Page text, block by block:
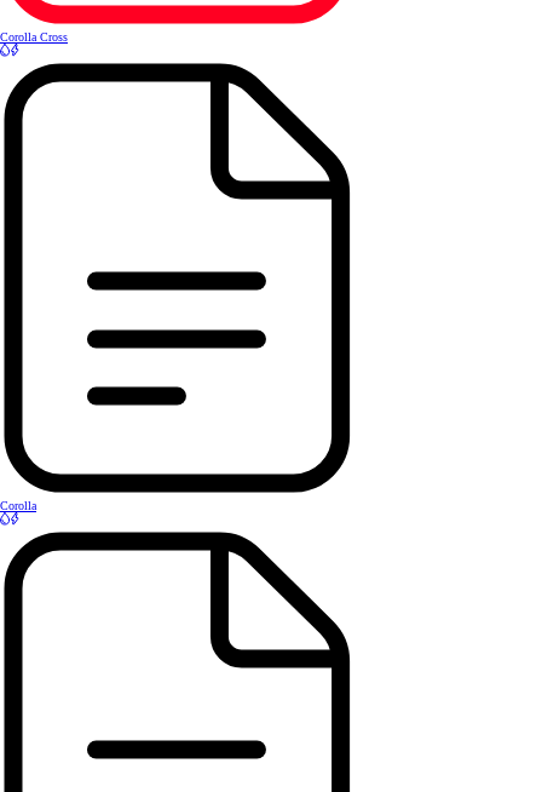
Corolla Cross
Corolla